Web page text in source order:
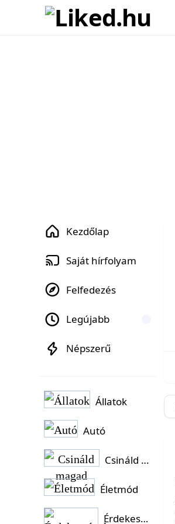
Kezdőlap
Saját hírfolyam
Felfedezés
Legújabb
Népszerű
Állatok
Autó
Csináld magad
Életmód
Érdekességek